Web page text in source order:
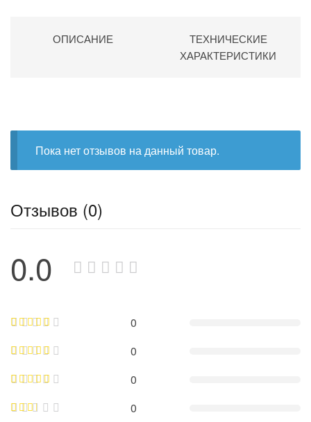
ОПИСАНИЕ
ТЕХНИЧЕСКИЕ
ХАРАКТЕРИСТИКИ
Пока нет отзывов на данный товар.
Отзывов (0)
0.0
0
0
0
0